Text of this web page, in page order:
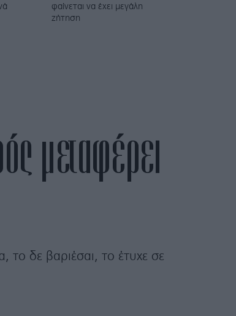
φαίνεται να έχει μεγάλη
ζήτηση
μεταφέρει
το δε βαριέσαι, το έτυχε σε